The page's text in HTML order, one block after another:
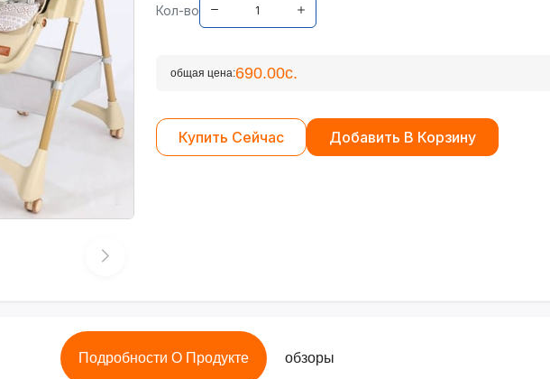
Кол-во
общая цена:690.00с.
Купить Сейчас Добавить В Корзину
Подробности О Продукте обзоры